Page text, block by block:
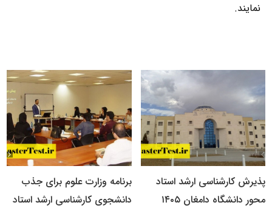
نمایند.
پذیرش کارشناسی ارشد استاد
محور دانشگاه دامغان ۱۴۰۵
برنامه وزارت علوم برای جذب
دانشجوی کارشناسی ارشد استاد